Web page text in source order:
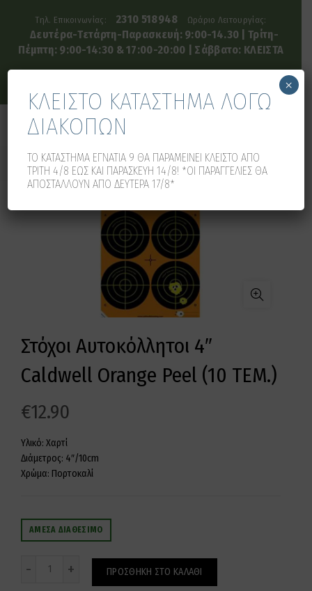
Τηλ. Επικοινωνίας: 2310 518948 Ωράριο Λειτουργίας:
Δευτέρα-Τετάρτη-Παρασκευή: 9:00-14.30 | Τρίτη-
Πέμπτη: 9:00-14:30 & 17:00-20:00 | Σάββατο: ΚΛΕΙΣΤΑ
Στόχοι Αυτοκόλλητοι 4″
Caldwell Orange Peel (10 ΤΕΜ.)
€12.90
Υλικό: Χαρτί
Διάμετρος: 4″/10cm
Χρώμα: Πορτοκαλί
ΆΜΕΣΑ ΔΙΑΘΈΣΙΜΟ
ΠΡΟΣΘΉΚΗ ΣΤΟ ΚΑΛΆΘΙ
ΚΛΕΙΣΤΟ ΚΑΤΑΣΤΗΜΑ ΛΟΓΩ
ΔΙΑΚΟΠΩΝ
ΤΟ ΚΑΤΑΣΤΗΜΑ ΕΓΝΑΤΙΑ 9 ΘΑ ΠΑΡΑΜΕΙΝΕΙ ΚΛΕΙΣΤΟ ΑΠΟ
ΤΡΙΤΗ 4/8 ΕΩΣ ΚΑΙ ΠΑΡΑΣΚΕΥΗ 14/8! *ΟΙ ΠΑΡΑΓΓΕΛΙΕΣ ΘΑ
ΑΠΟΣΤΑΛΛΟΥΝ ΑΠΟ ΔΕΥΤΕΡΑ 17/8*
×